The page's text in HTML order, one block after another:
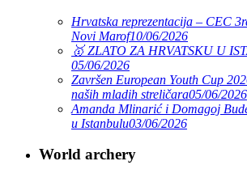
Hrvatska reprezentacija – CEC
Novi Marof10/06/2026
🥇 ZLATO ZA HRVATSKU U
05/06/2026
Završen European Youth Cup
naših mladih streličara05/06/2026
Amanda Mlinarić i Domagoj
u Istanbulu03/06/2026
World archery